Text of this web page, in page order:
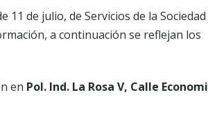
de julio, de Servicios de la Sociedad
a continuación se reflejan los
en Pol. Ind. La Rosa V, Calle